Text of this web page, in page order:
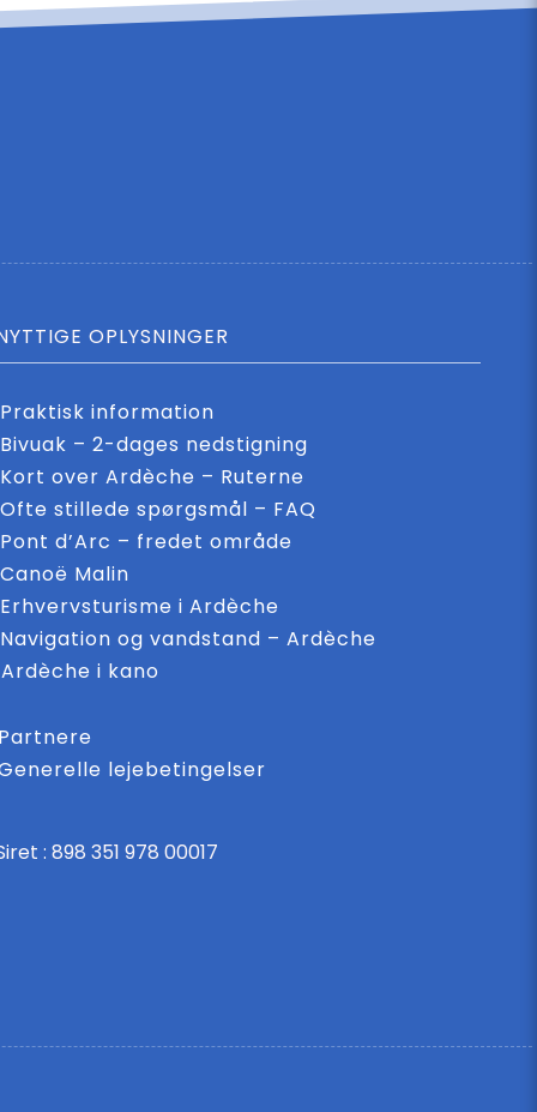
OPLYSNINGER
Praktisk information
Bivuak – 2-dages nedstigning
Kort over Ardèche – Ruterne
Ofte stillede spørgsmål – FAQ
Pont d’Arc – fredet område
Canoë Malin
Erhvervsturisme i Ardèche
Navigation og vandstand – Ardèche
Ardèche i kano
lejebetingelser
: 898 351 978 00017